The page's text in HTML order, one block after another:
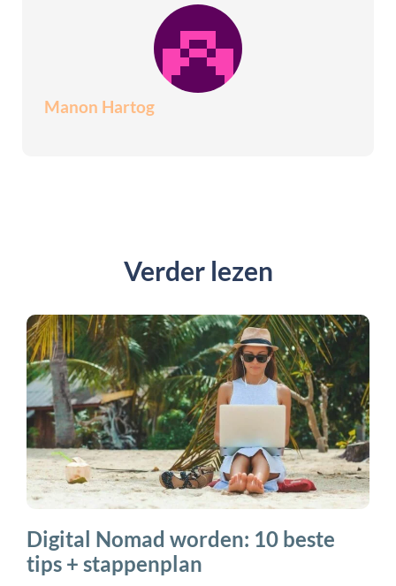
Manon Hartog
Verder lezen
Digital Nomad worden: 10 beste
tips + stappenplan